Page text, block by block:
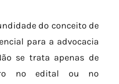
do conceito de
para a advocacia
se trata apenas de
no edital ou no